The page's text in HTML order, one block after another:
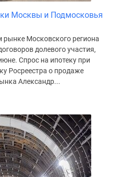
Москвы и Подмосковья
рынке Московского региона
долевого участия,
Спрос на ипотеку при
Росреестра о продаже
Александр...